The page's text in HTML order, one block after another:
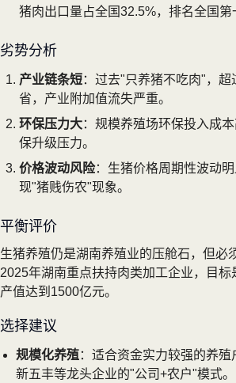
猪肉出口量占全国32.5%，排名全国第
劣势分析
产业链条短：过去"只养猪不吃肉"，超
省，产业附加值流失严重。
环保压力大：规模养殖场环保投入成
保升级压力。
价格波动风险：生猪价格周期性波动
现"猪贱伤农"现象。
平衡评价
生猪养殖仍是湖南养殖业的压舱石，但必
2025年湖南重点扶持肉类加工企业，目标
产值达到1500亿元。
选择建议
规模化养殖：适合资金实力较强的养殖
新五丰等龙头企业的"公司+农户"模式。